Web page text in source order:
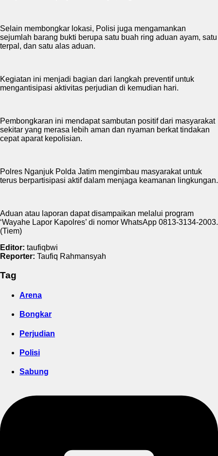
Selain membongkar lokasi, Polisi juga mengamankan
sejumlah barang bukti berupa satu buah ring aduan ayam, satu
terpal, dan satu alas aduan.
Kegiatan ini menjadi bagian dari langkah preventif untuk
mengantisipasi aktivitas perjudian di kemudian hari.
Pembongkaran ini mendapat sambutan positif dari masyarakat
sekitar yang merasa lebih aman dan nyaman berkat tindakan
cepat aparat kepolisian.
Polres Nganjuk Polda Jatim mengimbau masyarakat untuk
terus berpartisipasi aktif dalam menjaga keamanan lingkungan.
Aduan atau laporan dapat disampaikan melalui program
‘Wayahe Lapor Kapolres’ di nomor WhatsApp 0813-3134-2003.
(Tiem)
Editor: taufiqbwi
Reporter: Taufiq Rahmansyah
Tag
Arena
Bongkar
Perjudian
Polisi
Sabung